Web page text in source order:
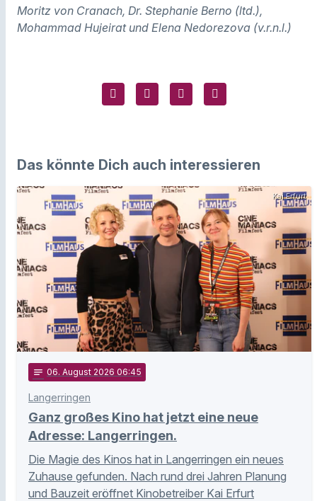
Moritz von Cranach, Dr. Stephanie Berno (ltd.),
Mohammad Hujeirat und Elena Nedorezova (v.r.n.l.)
Das könnte Dich auch interessieren
Kai Erfurt
notes 06. August 2026 06:45
Langerringen
Ganz großes Kino hat jetzt eine neue
Adresse: Langerringen.
Die Magie des Kinos hat in Langerringen ein neues
Zuhause gefunden. Nach rund drei Jahren Planung
und Bauzeit eröffnet Kinobetreiber Kai Erfurt